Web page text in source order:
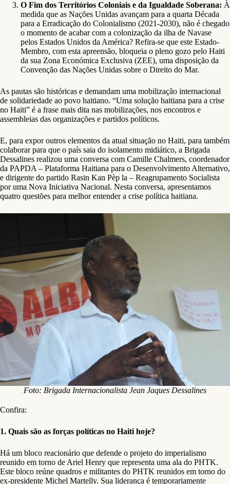
O Fim dos Territórios Coloniais e da Igualdade Soberana: À
medida que as Nações Unidas avançam para a quarta Década
para a Erradicação do Colonialismo (2021-2030), não é chegado
o momento de acabar com a colonização da ilha de Navase
pelos Estados Unidos da América? Refira-se que este Estado-
Membro, com esta apreensão, bloqueia o pleno gozo pelo Haiti
da sua Zona Económica Exclusiva (ZEE), uma disposição da
Convenção das Nações Unidas sobre o Direito do Mar.
As pautas são históricas e demandam uma mobilização internacional
de solidariedade ao povo haitiano. “Uma solução haitiana para a crise
no Haiti” é a frase mais dita nas mobilizações, nos encontros e
assembleias das organizações e partidos políticos.
E, para expor outros elementos da atual situação no Haiti, para também
colaborar para que o país saia do isolamento midiático, a Brigada
Dessalines realizou uma conversa com Camille Chalmers, coordenador
da PAPDA – Plataforma Haitiana para o Desenvolvimento Alternativo,
e dirigente do partido Rasin Kan Pèp la – Reagrupamento Socialista
por uma Nova Iniciativa Nacional. Nesta conversa, apresentamos
quatro questões para melhor entender a crise política haitiana.
Foto: Brigada Internacionalista Jean Jaques Dessalines
Confira:
1. Quais são as forças políticas no Haiti hoje?
Há um bloco reacionário que defende o projeto do imperialismo
reunido em torno de Ariel Henry que representa uma ala do PHTK.
Este bloco reúne quadros e militantes do PHTK reunidos em torno do
ex-presidente Michel Martelly. Sua liderança é temporariamente